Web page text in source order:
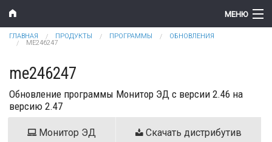
Перейти к основному содержанию
МЕНЮ
Компания
Новости
Продукты
Вы здесь
ГЛАВНАЯ ПРОДУКТЫ ПРОГРАММЫ
ОБНОВЛЕНИЯ
ME246247
me246247
Обновление программы Монитор ЭД с версии 2.46 на
версию 2.47
Монитор ЭД Скачать дистрибутив